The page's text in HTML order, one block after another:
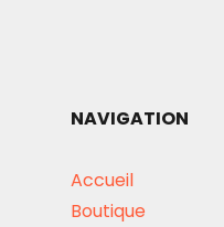
NAVIGATION
Accueil
Boutique